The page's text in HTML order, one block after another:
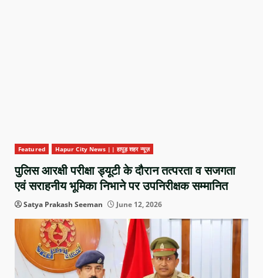
Featured Hapur City News || हापुड़ शहर न्यूज़
पुलिस आरक्षी परीक्षा ड्यूटी के दौरान तत्परता व सजगता
एवं सराहनीय भूमिका निभाने पर उपनिरीक्षक सम्मानित
Satya Prakash Seeman June 12, 2026